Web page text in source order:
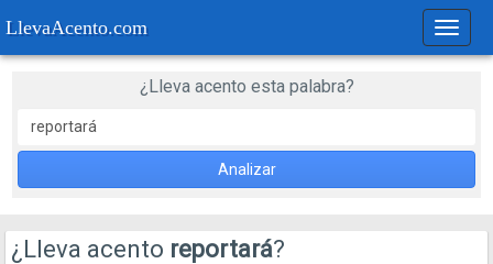
LlevaAcento.com
de
¿Lleva acento esta palabra?
Analizar
¿Lleva acento reportará?